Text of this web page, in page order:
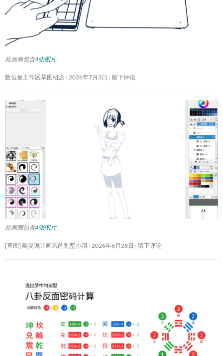
此画廊包含4张图片。
数位板工作区草图概念 2026年7月3日 留下评论
此画廊包含4张图片。
[草图] 幽灵诡计画风的别墅小琪 2026年6月28日 留下评论